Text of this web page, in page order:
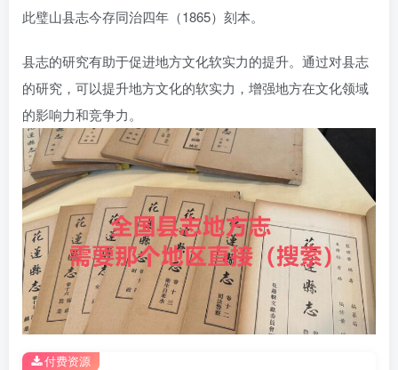
此璧山县志今存同治四年（1865）刻本。
县志的研究有助于促进地方文化软实力的提升。通过对县志
的研究，可以提升地方文化的软实力，增强地方在文化领域
的影响力和竞争力。
付费资源